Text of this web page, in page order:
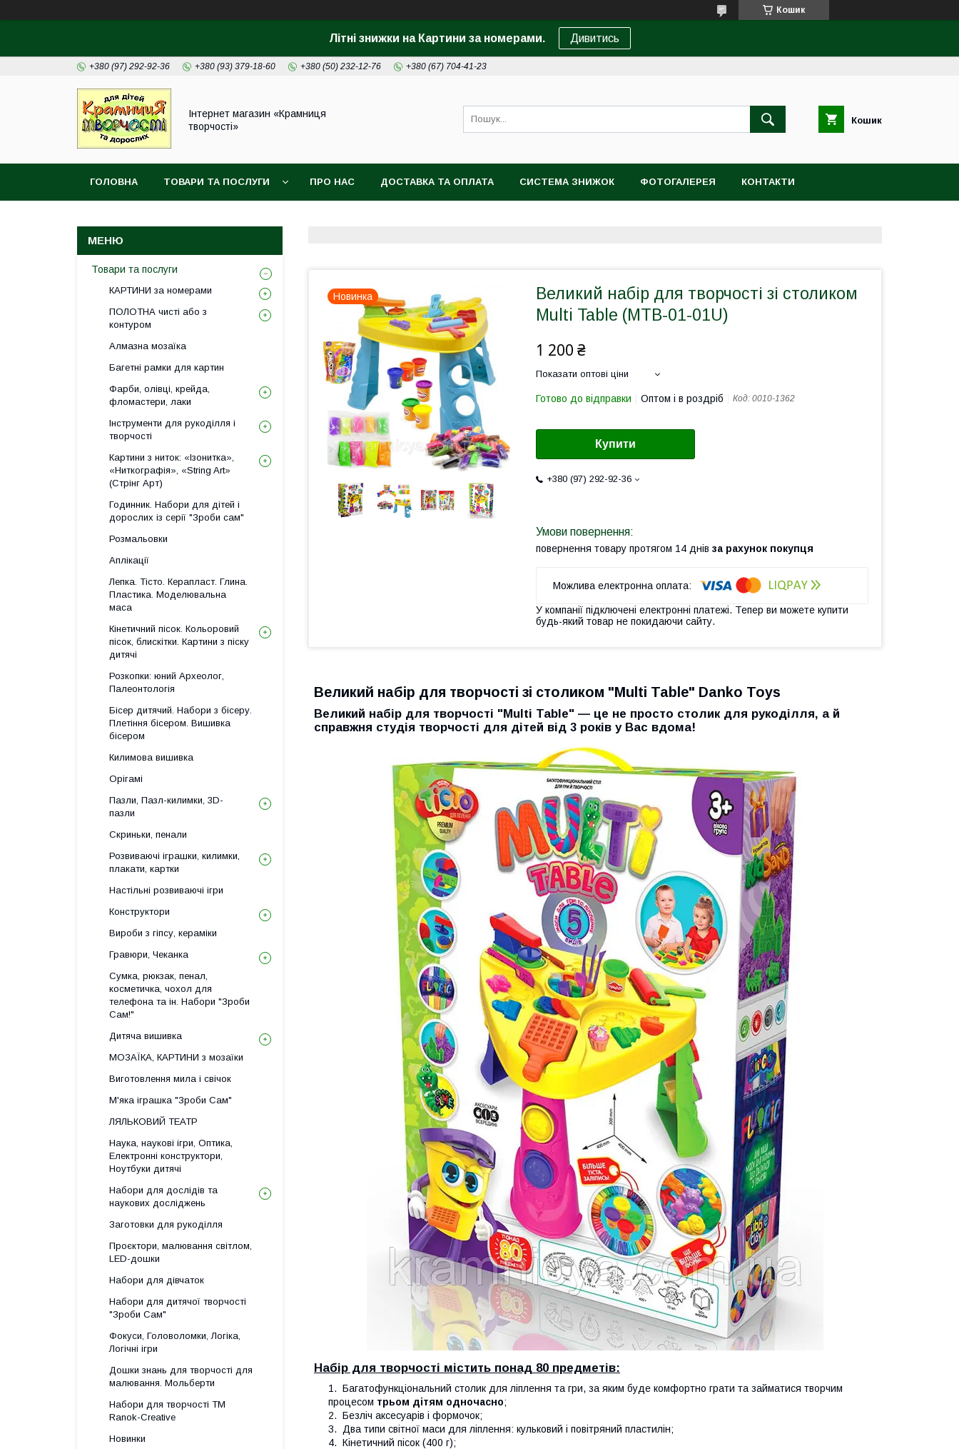
Кошик
Літні знижки на Картини за номерами. Дивитись
+380 (97) 292-92-36 +380 (93) 379-18-60 +380 (50) 232-12-76 +380 (67) 704-41-23
Інтернет магазин «Крамниця
творчості»
Кошик
ГОЛОВНА ТОВАРИ ТА ПОСЛУГИ ПРО НАС ДОСТАВКА ТА ОПЛАТА СИСТЕМА ЗНИЖОК ФОТОГАЛЕРЕЯ КОНТАКТИ
Новинка
Великий набір для творчості зі столиком
Multi Table (MTB-01-01U)
1 200 ₴
Показати оптові ціни
Готово до відправки Оптом і в роздріб Код: 0010-1362
Купити
+380 (97) 292-92-36
повернення товару протягом 14 днів за рахунок покупця
У компанії підключені електронні платежі. Тепер ви можете купити
будь-який товар не покидаючи сайту.
Великий набір для творчості зі столиком "Multi Table" Danko Toys
Великий набір для творчості "Multi Table" — це не просто столик для рукоділля, а й
справжня студія творчості для дітей від 3 років у Вас вдома!
Набір для творчості містить понад 80 предметів:
Багатофункціональний столик для ліплення та гри, за яким буде комфортно грати та займатися творчим
процесом трьом дітям одночасно;
Безліч аксесуарів і формочок;
Два типи світної маси для ліплення: кульковий і повітряний пластилін;
Кінетичний пісок (400 г);
Товари та послуги
КАРТИНИ за номерами
ПОЛОТНА чисті або з
контуром
Алмазна мозаїка
Багетні рамки для картин
Фарби, олівці, крейда,
фломастери, лаки
Інструменти для рукоділля і
творчості
Картини з ниток: «Ізонитка»,
«Ниткографія», «String Art»
(Стрінг Арт)
Годинник. Набори для дітей і
дорослих із серії "Зроби сам"
Розмальовки
Аплікації
Лепка. Тісто. Керапласт. Глина.
Пластика. Моделювальна
маса
Кінетичний пісок. Кольоровий
пісок, блискітки. Картини з піску
дитячі
Розкопки: юний Археолог,
Палеонтологія
Бісер дитячий. Набори з бісеру.
Плетіння бісером. Вишивка
бісером
Килимова вишивка
Орігамі
Пазли, Пазл-килимки, 3D-
пазли
Скриньки, пенали
Розвиваючі іграшки, килимки,
плакати, картки
Настільні розвиваючі ігри
Конструктори
Вироби з гіпсу, кераміки
Гравюри, Чеканка
Сумка, рюкзак, пенал,
косметичка, чохол для
телефона та ін. Набори "Зроби
Сам!"
Дитяча вишивка
МОЗАЇКА, КАРТИНИ з мозаїки
Виготовлення мила і свічок
М'яка іграшка "Зроби Сам"
ЛЯЛЬКОВИЙ ТЕАТР
Наука, наукові ігри, Оптика,
Електронні конструктори,
Ноутбуки дитячі
Набори для дослідів та
наукових досліджень
Заготовки для рукоділля
Проєктори, малювання світлом,
LED-дошки
Набори для дівчаток
Набори для дитячої творчості
"Зроби Сам"
Фокуси, Головоломки, Логіка,
Логічні ігри
Дошки знань для творчості для
малювання. Мольберти
Набори для творчості ТМ
Ranok-Creative
Новинки